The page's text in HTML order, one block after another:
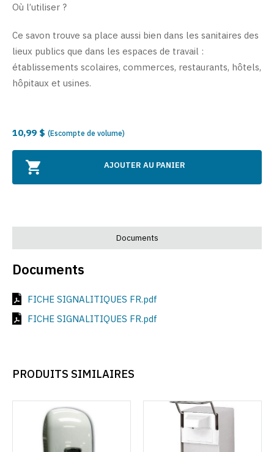
Où l’utiliser ?
Ce savon trouve sa place aussi bien dans les sanitaires des
lieux publics que dans les espaces de travail :
établissements scolaires, commerces, restaurants, hôtels,
hôpitaux et usines.
10,99 $ (Escompte de volume)
AJOUTER AU PANIER
Documents
Documents
FICHE SIGNALITIQUES FR.pdf
FICHE SIGNALITIQUES FR.pdf
PRODUITS SIMILAIRES